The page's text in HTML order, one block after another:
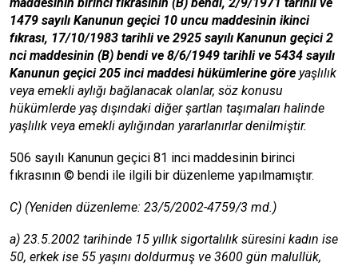
maddesinin birinci fıkrasının (B) bendi, 2/9/1971 tarihli ve
1479 sayılı Kanunun geçici 10 uncu maddesinin ikinci
fıkrası, 17/10/1983 tarihli ve 2925 sayılı Kanunun geçici 2
nci maddesinin (B) bendi ve 8/6/1949 tarihli ve 5434 sayılı
Kanunun geçici 205 inci maddesi hükümlerine göre yaşlılık
veya emekli aylığı bağlanacak olanlar, söz konusu
hükümlerde yaş dışındaki diğer şartlan taşımaları halinde
yaşlılık veya emekli aylığından yararlanırlar denilmiştir.
506 sayılı Kanunun geçici 81 inci maddesinin birinci
fıkrasının © bendi ile ilgili bir düzenleme yapılmamıştır.
C) (Yeniden düzenleme: 23/5/2002-4759/3 md.)
a) 23.5.2002 tarihinde 15 yıllık sigortalılık süresini kadın ise
50, erkek ise 55 yaşını doldurmuş ve 3600 gün malullük,